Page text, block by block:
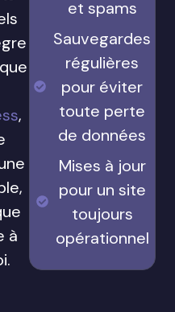
,
à
et spams
Sauvegardes
régulières
pour éviter
toute perte
de données
Mises à jour
pour un site
toujours
opérationnel